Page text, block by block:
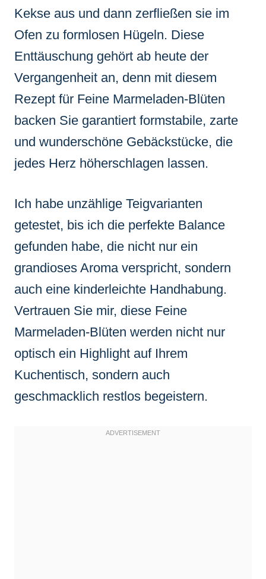
Kekse aus und dann zerfließen sie im
Ofen zu formlosen Hügeln. Diese
Enttäuschung gehört ab heute der
Vergangenheit an, denn mit diesem
Rezept für Feine Marmeladen-Blüten
backen Sie garantiert formstabile, zarte
und wunderschöne Gebäckstücke, die
jedes Herz höherschlagen lassen.
Ich habe unzählige Teigvarianten
getestet, bis ich die perfekte Balance
gefunden habe, die nicht nur ein
grandioses Aroma verspricht, sondern
auch eine kinderleichte Handhabung.
Vertrauen Sie mir, diese Feine
Marmeladen-Blüten werden nicht nur
optisch ein Highlight auf Ihrem
Kuchentisch, sondern auch
geschmacklich restlos begeistern.